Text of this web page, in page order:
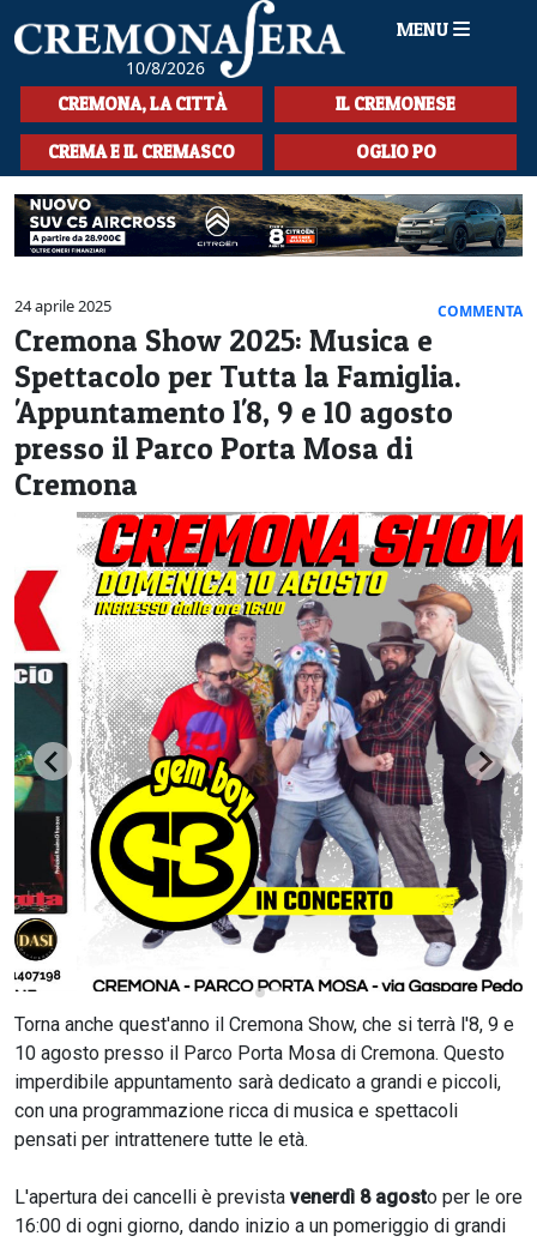
10/8/2026
MENU
HOME
CRONACA
SPORT
LA MUSICA
CULTURA
LA STORIA
SPETTACOLI
L'EDITORIALE
SEZIONI
CERCA
CREMONA, LA CITTÀ IL CREMONESE
CREMA E IL CREMASCO OGLIO PO
24 aprile 2025 COMMENTA
Cremona Show 2025: Musica e
Spettacolo per Tutta la Famiglia.
'Appuntamento l'8, 9 e 10 agosto
presso il Parco Porta Mosa di
Cremona
Torna anche quest'anno il Cremona Show, che si terrà l'8, 9 e
10 agosto presso il Parco Porta Mosa di Cremona. Questo
imperdibile appuntamento sarà dedicato a grandi e piccoli,
con una programmazione ricca di musica e spettacoli
pensati per intrattenere tutte le età.
L'apertura dei cancelli è prevista venerdì 8 agosto per le ore
16:00 di ogni giorno, dando inizio a un pomeriggio di grandi